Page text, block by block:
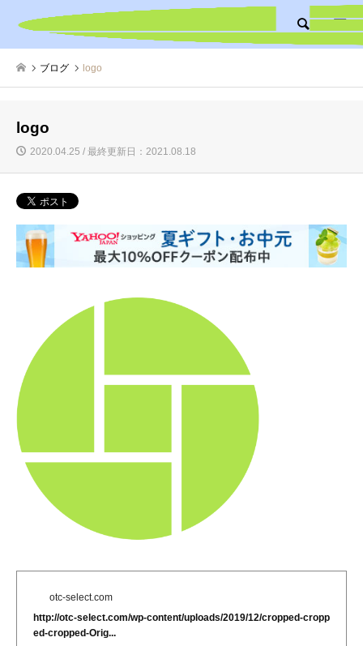
ブログ logo
logo
2020.04.25 / 最終更新日：2021.08.18
otc-select.com
http://otc-select.com/wp-content/uploads/2019/12/cropped-cropp
ed-cropped-Orig...